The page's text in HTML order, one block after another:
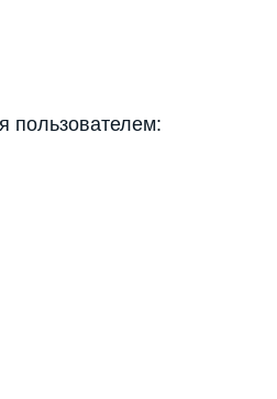
пользователем: